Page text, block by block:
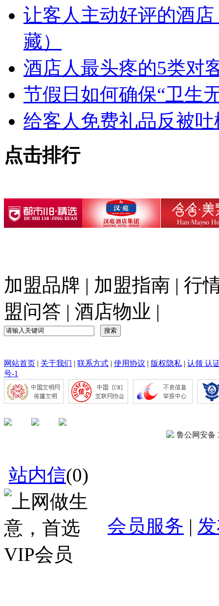
让客人主动好评的酒
藏）
酒店人最头疼的5类对
节假日如何确保“卫生
给客人免费礼品反被
点击排行
加盟品牌 | 加盟指南 | 行
盟问答 | 酒店物业 |
网站首页 | 关于我们 | 联系方式 | 使用协议 | 版权隐私 | 认领 认
号-1
鲁公网安备
站内信(0)
会员服务 |